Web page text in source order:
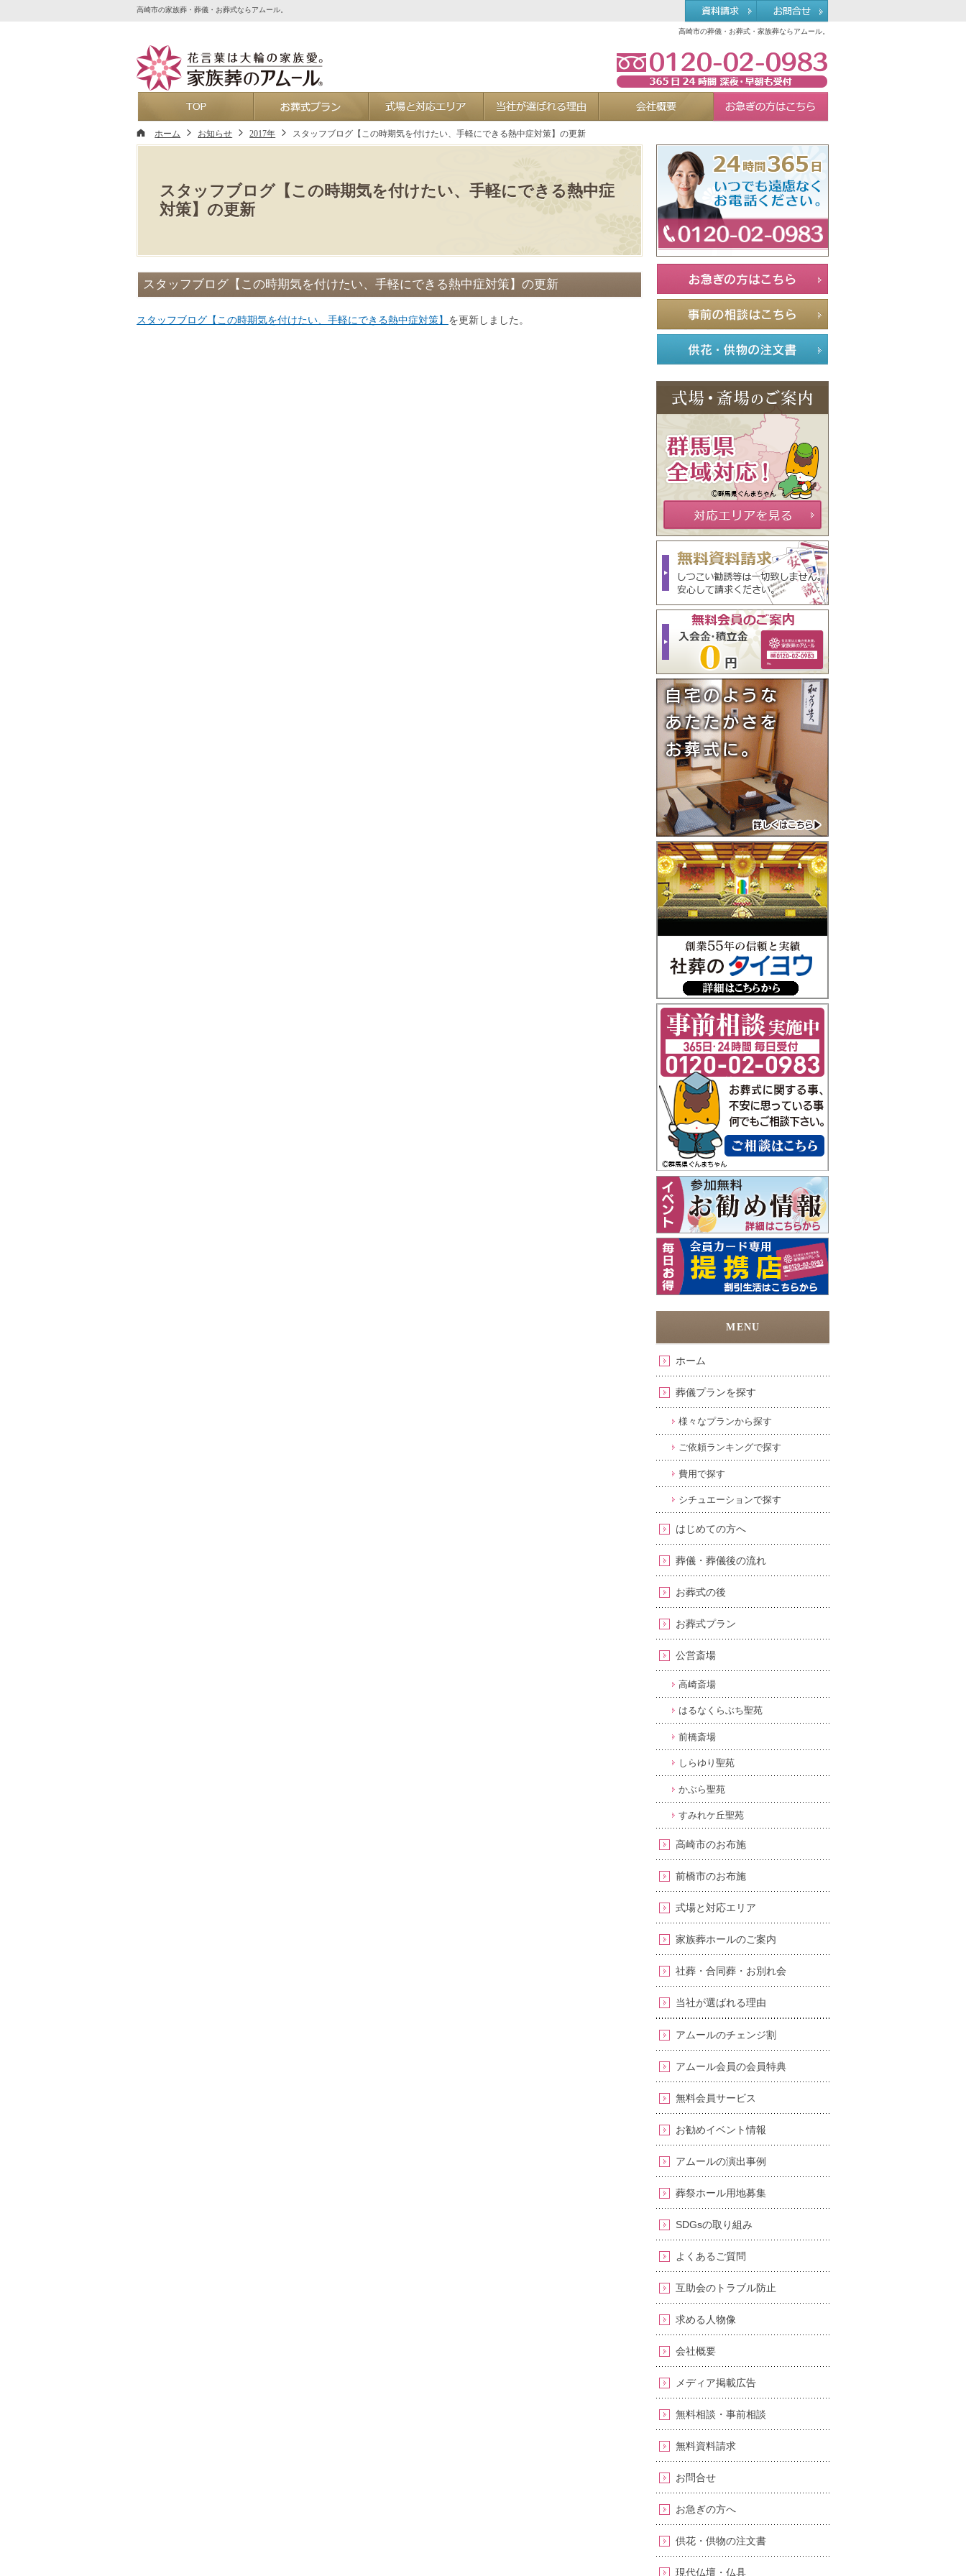
スタッフブログ【この時期気を付けたい、手軽にできる熱中症
対策】の更新
高崎市の葬儀・お葬式・家族葬ならアムール。
高崎市の家族葬・葬儀・お葬式ならアムール。
スタッフブログ【この時期気を付けたい、手軽にできる熱中症対策】の更新
スタッフブログ【この時期気を付けたい、手軽にできる熱中症対策】 を更新しました。
ホーム
葬儀プランを探す
様々なプランから探す
ご依頼ランキングで探す
費用で探す
シチュエーションで探す
はじめての方へ
葬儀・葬儀後の流れ
お葬式の後
お葬式プラン
公営斎場
高崎斎場
はるなくらぶち聖苑
前橋斎場
しらゆり聖苑
かぶら聖苑
すみれケ丘聖苑
高崎市のお布施
前橋市のお布施
式場と対応エリア
家族葬ホールのご案内
社葬・合同葬・お別れ会
当社が選ばれる理由
アムールのチェンジ割
アムール会員の会員特典
無料会員サービス
お勧めイベント情報
アムールの演出事例
葬祭ホール用地募集
SDGsの取り組み
よくあるご質問
互助会のトラブル防止
求める人物像
会社概要
メディア掲載広告
無料相談・事前相談
無料資料請求
お問合せ
お急ぎの方へ
供花・供物の注文書
現代仏壇・仏具
ホーム お知らせ 2017年 スタッフブログ【この時期気を付けたい、手軽にできる熱中症対策】の更新